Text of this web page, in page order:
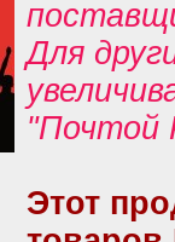
Для
"Почтой
Этот